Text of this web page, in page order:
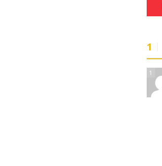
1
1